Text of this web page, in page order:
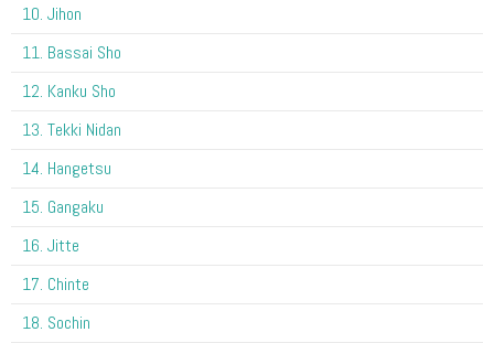
10. Jihon
11. Bassai Sho
12. Kanku Sho
13. Tekki Nidan
14. Hangetsu
15. Gangaku
16. Jitte
17. Chinte
18. Sochin